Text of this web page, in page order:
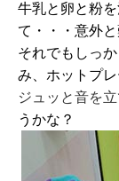
牛乳と卵と粉
て・・・意外と
それでもしっ
み、ホットプレ
ジュッと音を
うかな？